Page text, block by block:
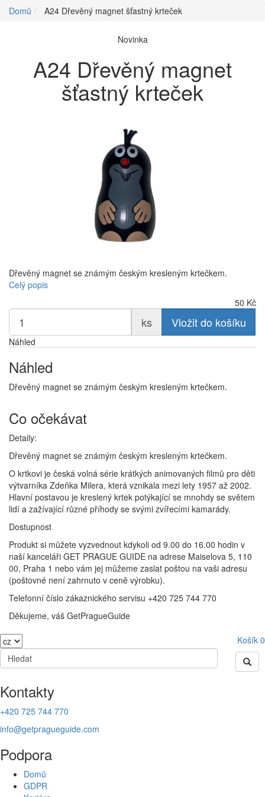
Domů A24 Dřevěný magnet šťastný krteček
Novinka
A24 Dřevěný magnet
šťastný krteček
Dřevěný magnet se známým českým kresleným krtečkem.
Celý popis
50 Kč
ks Vložit do košíku
Náhled
Náhled
Dřevěný magnet se známým českým kresleným krtečkem.
Co očekávat
Detaily:
Dřevěný magnet se známým českým kresleným krtečkem.
O krtkovi je česká volná série krátkých animovaných filmů pro děti
výtvarníka Zdeňka Milera, která vznikala mezi lety 1957 až 2002.
Hlavní postavou je kreslený krtek potýkající se mnohdy se světem
lidí a zažívající různé příhody se svými zvířecími kamarády.
Dostupnost
Produkt si můžete vyzvednout kdykoli od 9.00 do 16.00 hodin v
naší kanceláři GET PRAGUE GUIDE na adrese Maiselova 5, 110
00, Praha 1 nebo vám jej můžeme zaslat poštou na vaši adresu
(poštovné není zahrnuto v ceně výrobku).
Telefonní číslo zákaznického servisu +420 725 744 770
Děkujeme, váš GetPragueGuide
Košík 0
Kontakty
+420 725 744 770
info@getpragueguide.com
Podpora
Domů
GDPR